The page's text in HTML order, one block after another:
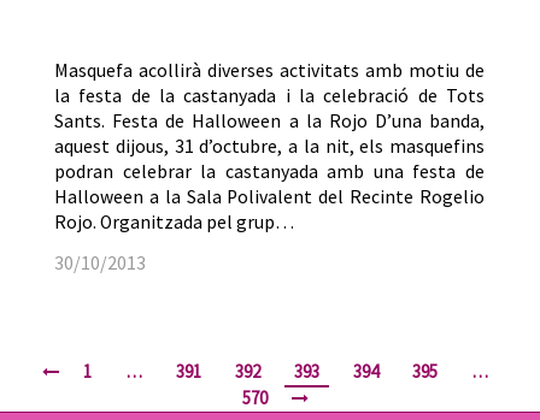
Masquefa acollirà diverses activitats amb motiu de
la festa de la castanyada i la celebració de Tots
Sants. Festa de Halloween a la Rojo D’una banda,
aquest dijous, 31 d’octubre, a la nit, els masquefins
podran celebrar la castanyada amb una festa de
Halloween a la Sala Polivalent del Recinte Rogelio
Rojo. Organitzada pel grup…
30/10/2013
1 … 391 392 393 394 395
…
570